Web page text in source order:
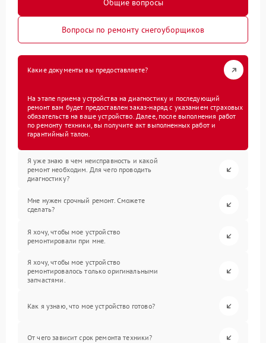
Общие вопросы
Вопросы по ремонту снегоуборщиков
Какие документы вы предоставляете?
На этапе приема устройства на диагностику и последующий
ремонт вам будет предоставлен заказ-наряд с указанием страховых
обязательств на ваше устройство. Далее, после выполнения работ
по ремонту техники, вы получите акт выполненных работ и
гарантийный талон.
Я уже знаю в чем неисправность и какой
ремонт необходим. Для чего проводить
диагностику?
Мне нужен срочный ремонт. Сможете
сделать?
Я хочу, чтобы мое устройство
ремонтировали при мне.
Я хочу, чтобы мое устройство
ремонтировалось только оригинальными
запчастями.
Как я узнаю, что мое устройство готово?
От чего зависит срок ремонта техники?